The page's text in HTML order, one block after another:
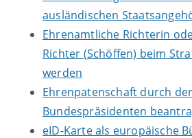
ausländischen
Ehrenamtliche Richterin
Richter (Schöffen) beim
werden
Ehrenpatenschaft durch
Bundespräsidenten
eID-Karte als europäische